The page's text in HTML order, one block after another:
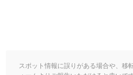
スポット情報に誤りがある場合や、移